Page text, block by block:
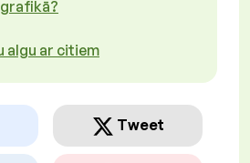
algu ar citiem
Tweet